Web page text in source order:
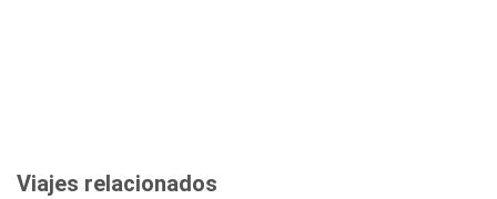
Viajes relacionados